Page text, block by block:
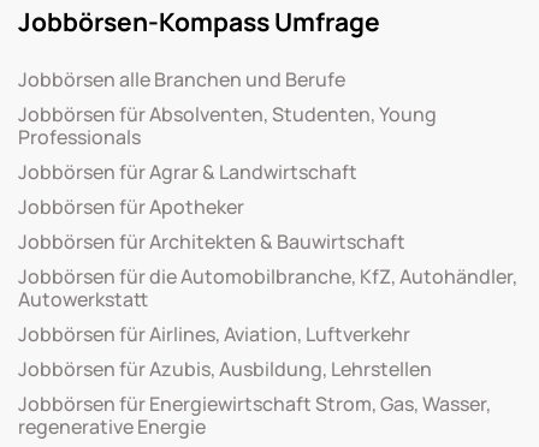
Jobbörsen-Kompass Umfrage
Jobbörsen alle Branchen und Berufe
Jobbörsen für Absolventen, Studenten, Young
Professionals
Jobbörsen für Agrar & Landwirtschaft
Jobbörsen für Apotheker
Jobbörsen für Architekten & Bauwirtschaft
Jobbörsen für die Automobilbranche, KfZ, Autohändler,
Autowerkstatt
Jobbörsen für Airlines, Aviation, Luftverkehr
Jobbörsen für Azubis, Ausbildung, Lehrstellen
Jobbörsen für Energiewirtschaft Strom, Gas, Wasser,
regenerative Energie